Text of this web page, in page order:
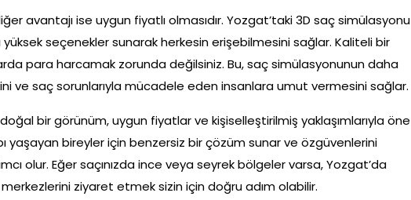
avantajı ise uygun fiyatlı olmasıdır. Yozgat’taki 3D saç simülasyonu
seçenekler sunarak herkesin erişebilmesini sağlar. Kaliteli bir
para harcamak zorunda değilsiniz. Bu, saç simülasyonunun daha
ve saç sorunlarıyla mücadele eden insanlara umut vermesini sağlar.
bir görünüm, uygun fiyatlar ve kişiselleştirilmiş yaklaşımlarıyla öne
yaşayan bireyler için benzersiz bir çözüm sunar ve özgüvenlerini
olur. Eğer saçınızda ince veya seyrek bölgeler varsa, Yozgat’da
ziyaret etmek sizin için doğru adım olabilir.